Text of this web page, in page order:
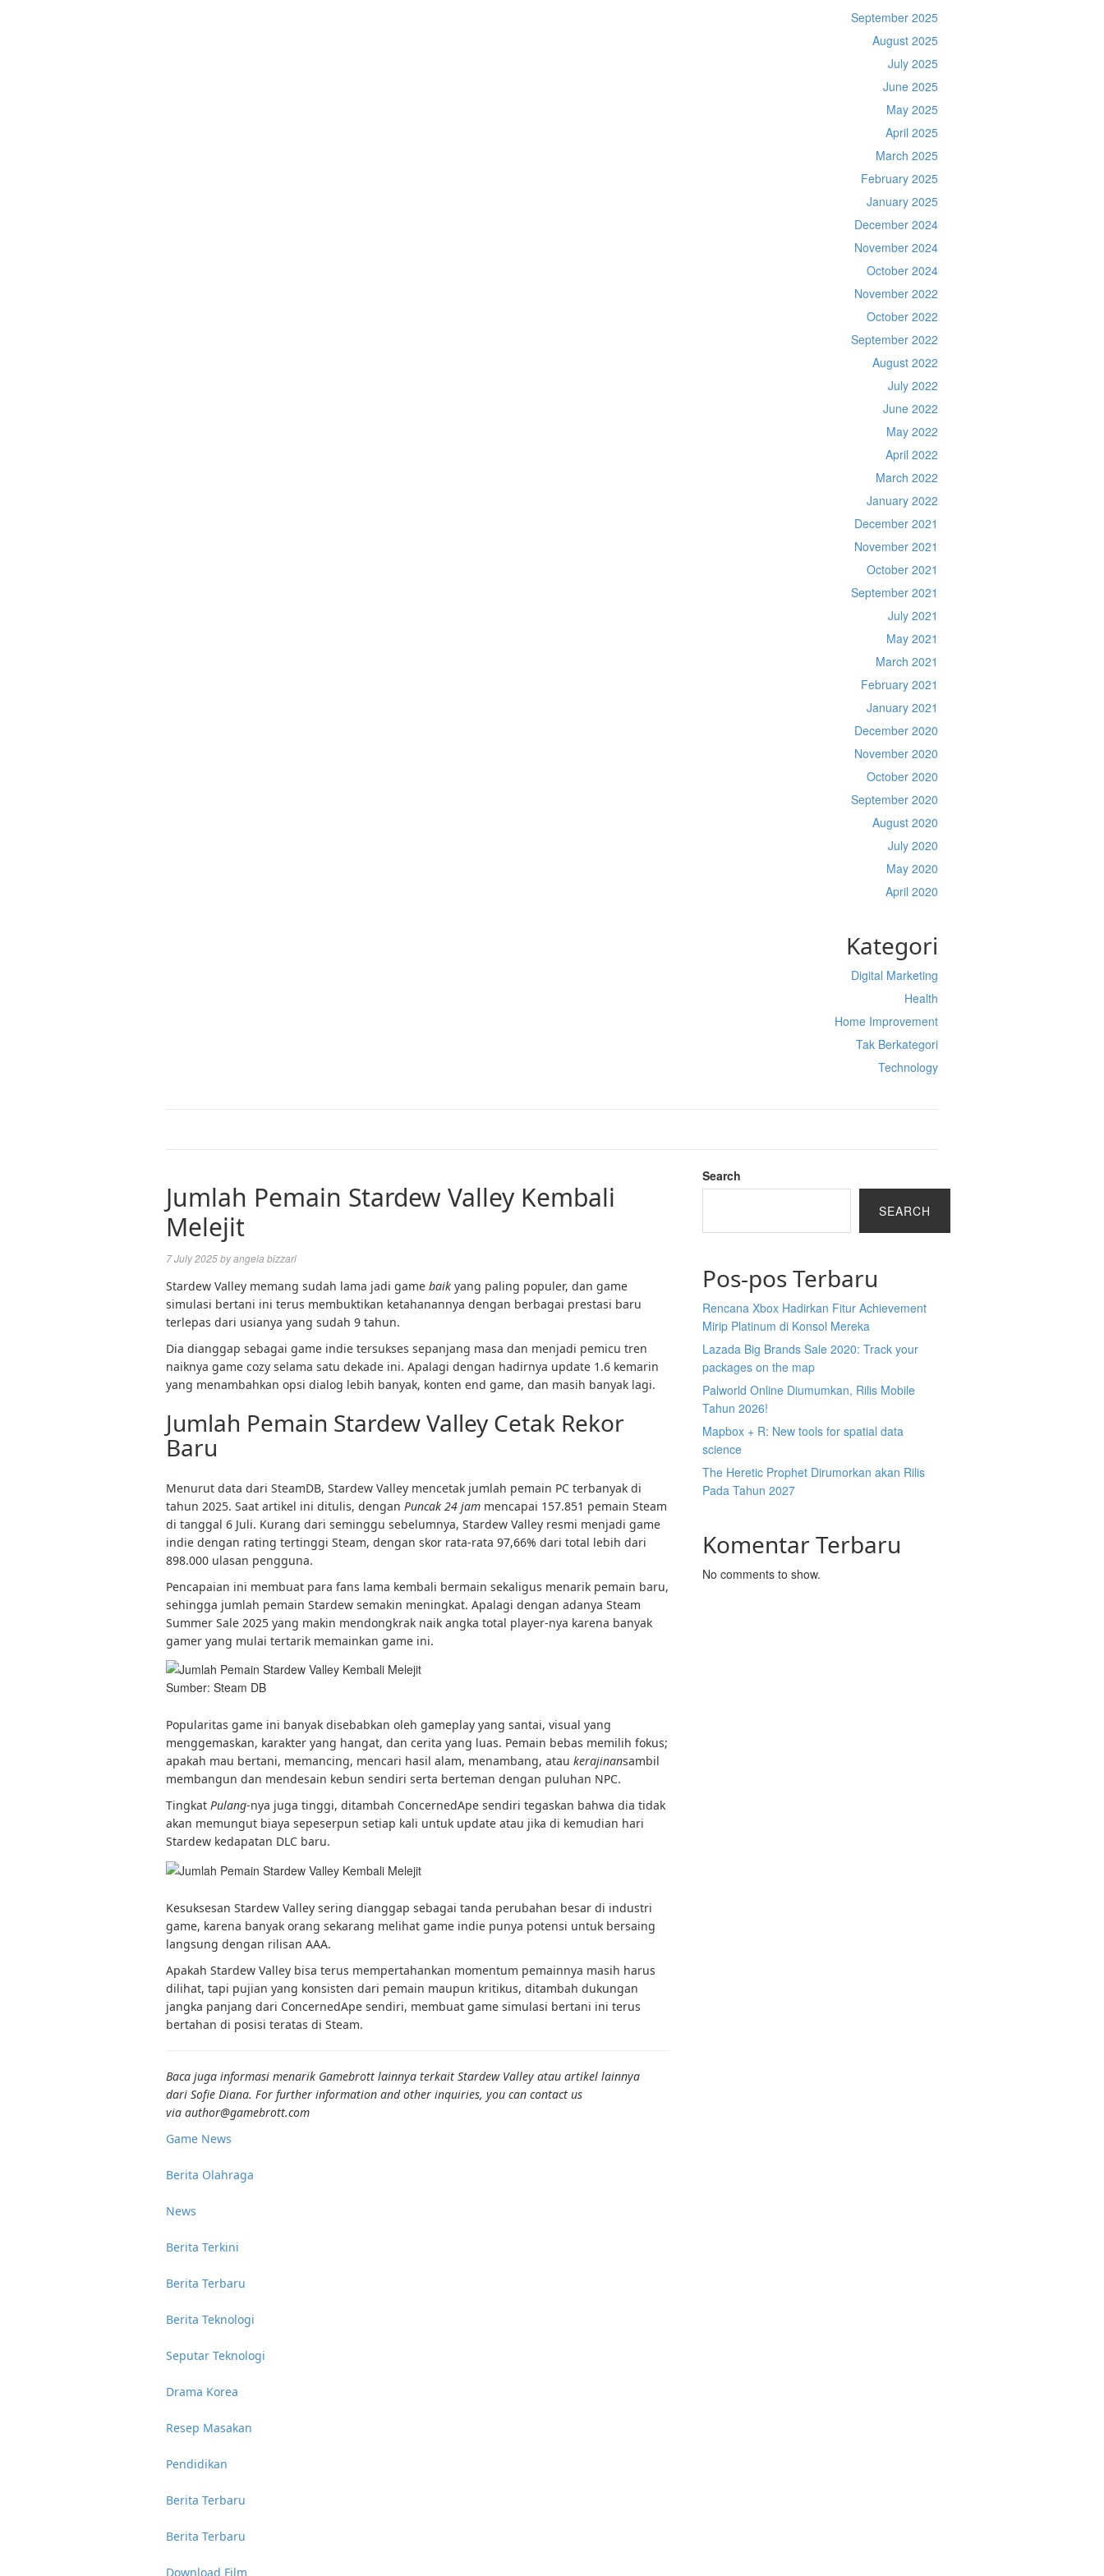
September 2025
August 2025
July 2025
June 2025
May 2025
April 2025
March 2025
February 2025
January 2025
December 2024
November 2024
October 2024
November 2022
October 2022
September 2022
August 2022
July 2022
June 2022
May 2022
April 2022
March 2022
January 2022
December 2021
November 2021
October 2021
September 2021
July 2021
May 2021
March 2021
February 2021
January 2021
December 2020
November 2020
October 2020
September 2020
August 2020
July 2020
May 2020
April 2020
Kategori
Digital Marketing
Health
Home Improvement
Tak Berkategori
Technology
Jumlah Pemain Stardew Valley Kembali
Melejit
7 July 2025byangela bizzari
Stardew Valley memang sudah lama jadi game baik yang paling populer, dan game
simulasi bertani ini terus membuktikan ketahanannya dengan berbagai prestasi baru
terlepas dari usianya yang sudah 9 tahun.
Dia dianggap sebagai game indie tersukses sepanjang masa dan menjadi pemicu tren
naiknya game cozy selama satu dekade ini. Apalagi dengan hadirnya update 1.6 kemarin
yang menambahkan opsi dialog lebih banyak, konten end game, dan masih banyak lagi.
Jumlah Pemain Stardew Valley Cetak Rekor
Baru
Menurut data dari SteamDB, Stardew Valley mencetak jumlah pemain PC terbanyak di
tahun 2025. Saat artikel ini ditulis, dengan Puncak 24 jam mencapai 157.851 pemain Steam
di tanggal 6 Juli. Kurang dari seminggu sebelumnya, Stardew Valley resmi menjadi game
indie dengan rating tertinggi Steam, dengan skor rata-rata 97,66% dari total lebih dari
898.000 ulasan pengguna.
Pencapaian ini membuat para fans lama kembali bermain sekaligus menarik pemain baru,
sehingga jumlah pemain Stardew semakin meningkat. Apalagi dengan adanya Steam
Summer Sale 2025 yang makin mendongkrak naik angka total player-nya karena banyak
gamer yang mulai tertarik memainkan game ini.
Sumber: Steam DB
Popularitas game ini banyak disebabkan oleh gameplay yang santai, visual yang
menggemaskan, karakter yang hangat, dan cerita yang luas. Pemain bebas memilih fokus;
apakah mau bertani, memancing, mencari hasil alam, menambang, atau kerajinansambil
membangun dan mendesain kebun sendiri serta berteman dengan puluhan NPC.
Tingkat Pulang-nya juga tinggi, ditambah ConcernedApe sendiri tegaskan bahwa dia tidak
akan memungut biaya sepeserpun setiap kali untuk update atau jika di kemudian hari
Stardew kedapatan DLC baru.
Kesuksesan Stardew Valley sering dianggap sebagai tanda perubahan besar di industri
game, karena banyak orang sekarang melihat game indie punya potensi untuk bersaing
langsung dengan rilisan AAA.
Apakah Stardew Valley bisa terus mempertahankan momentum pemainnya masih harus
dilihat, tapi pujian yang konsisten dari pemain maupun kritikus, ditambah dukungan
jangka panjang dari ConcernedApe sendiri, membuat game simulasi bertani ini terus
bertahan di posisi teratas di Steam.
Baca juga informasi menarik Gamebrott lainnya terkait Stardew Valley atau artikel lainnya
dari Sofie Diana. For further information and other inquiries, you can contact us
via author@gamebrott.com
Game News
Berita Olahraga
News
Berita Terkini
Berita Terbaru
Berita Teknologi
Seputar Teknologi
Drama Korea
Resep Masakan
Pendidikan
Berita Terbaru
Berita Terbaru
Download Film
Search
SEARCH
Pos-pos Terbaru
Rencana Xbox Hadirkan Fitur Achievement
Mirip Platinum di Konsol Mereka
Lazada Big Brands Sale 2020: Track your
packages on the map
Palworld Online Diumumkan, Rilis Mobile
Tahun 2026!
Mapbox + R: New tools for spatial data
science
The Heretic Prophet Dirumorkan akan Rilis
Pada Tahun 2027
Komentar Terbaru
No comments to show.